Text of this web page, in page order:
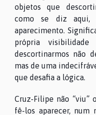
objetos que
como se diz aqui,
aparecimento.
própria
descortinarmos não
mas de uma
que desafia a lógica.
Cruz-Filipe não “viu”
fê-los aparecer, num